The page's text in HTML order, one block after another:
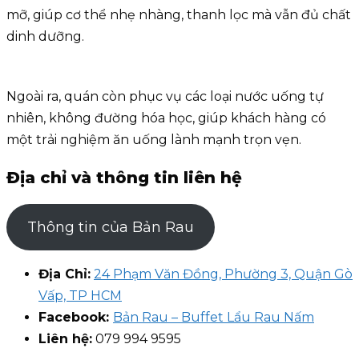
mỡ, giúp cơ thể nhẹ nhàng, thanh lọc mà vẫn đủ chất
dinh dưỡng.
Ngoài ra, quán còn phục vụ các loại nước uống tự
nhiên, không đường hóa học, giúp khách hàng có
một trải nghiệm ăn uống lành mạnh trọn vẹn.
Địa chỉ và thông tin liên hệ
Thông tin của Bản Rau
Địa Chỉ: 24 Phạm Văn Đồng, Phường 3, Quận Gò
Vấp, TP HCM
Facebook: Bản Rau – Buffet Lẩu Rau Nấm
Liên hệ: 079 994 9595